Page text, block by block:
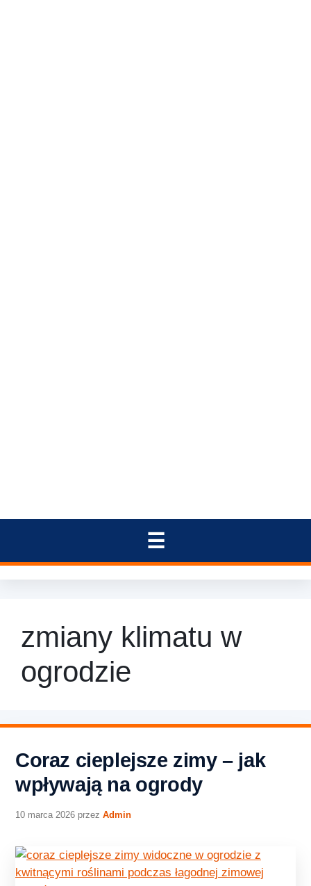
zmiany klimatu w
ogrodzie
Coraz cieplejsze zimy – jak
wpływają na ogrody
10 marca 2026 przez Admin